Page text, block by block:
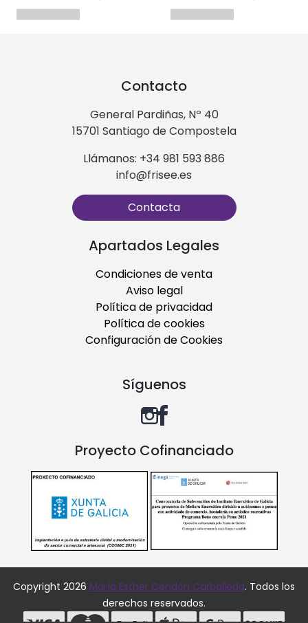
Contacto
General Pardiñas, Nº 40
15701 Santiago de Compostela
Llámanos: +34 981 593 886
info@frisee.es
Contacta
Apartados Legales
Condiciones de venta
Aviso legal
Política de privacidad
Política de cookies
Configuración de Cookies
Síguenos
Proyecto Cofinanciado
Copyright 2026 María Esther Cendón Carballeda. Todos los
derechos reservados.